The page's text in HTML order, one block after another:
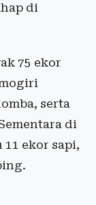
di
75 ekor
serta
di
ekor sapi,